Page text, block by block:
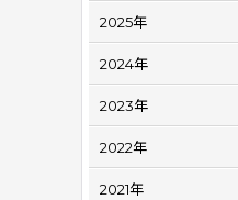
2025年
2024年
2023年
2022年
2021年